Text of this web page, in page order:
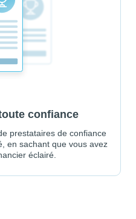
confiance
prestataires de confiance
en sachant que vous avez
éclairé.